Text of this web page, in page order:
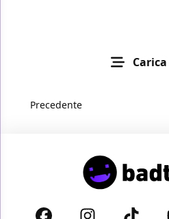
Precedente